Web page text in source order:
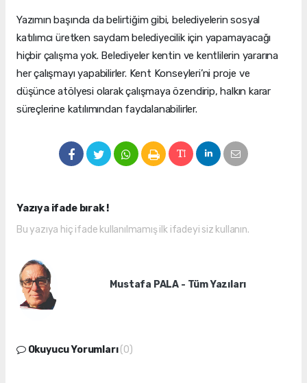
Yazımın başında da belirtiğim gibi, belediyelerin sosyal
katılımcı üretken saydam belediyecilik için yapamayacağı
hiçbir çalışma yok. Belediyeler kentin ve kentlilerin yararına
her çalışmayı yapabilirler. Kent Konseyleri’ni proje ve
düşünce atölyesi olarak çalışmaya özendirip, halkın karar
süreçlerine katılımından faydalanabilirler.
Yazıya ifade bırak !
Bu yazıya hiç ifade kullanılmamış ilk ifadeyi siz kullanın.
Mustafa PALA - Tüm Yazıları
Okuyucu Yorumları(0)